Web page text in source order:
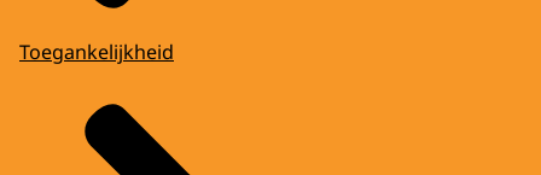
Toegankelijkheid